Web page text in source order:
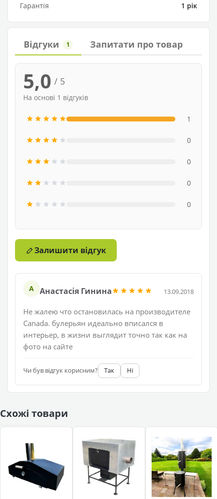
Гарантія
1 рік
Відгуки 1 Запитати про товар
5,0 / 5
На основі 1 відгуків
1
0
0
0
0
Залишити відгук
А Анастасія Гинина 13.09.2018
Не жалею что остановилась на производителе
Canada. булерьян идеально вписался в
интерьер, в жизни выглядит точно так как на
фото на сайте
Чи був відгук корисним? Так Ні
Схожі товари